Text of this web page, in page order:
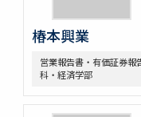
椿本興業
営業報告書・有価証券報
科・経済学部